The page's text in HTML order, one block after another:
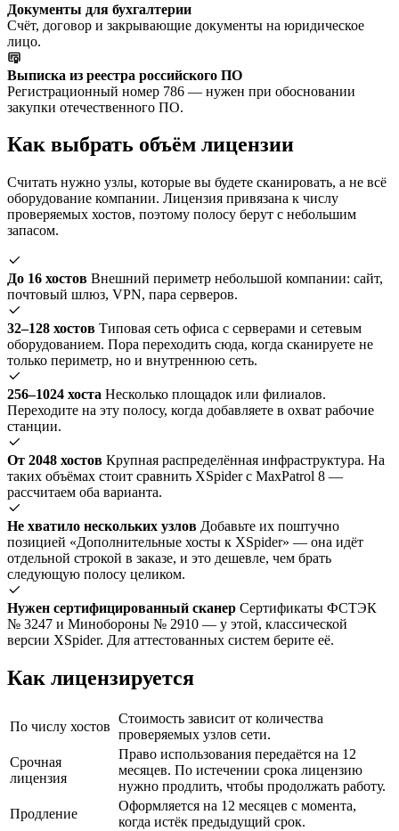
Документы для бухгалтерии
Счёт, договор и закрывающие документы на юридическое
лицо.
Выписка из реестра российского ПО
Регистрационный номер 786 — нужен при обосновании
закупки отечественного ПО.
Как выбрать объём лицензии
Считать нужно узлы, которые вы будете сканировать, а не всё
оборудование компании. Лицензия привязана к числу
проверяемых хостов, поэтому полосу берут с небольшим
запасом.
До 16 хостов Внешний периметр небольшой компании: сайт,
почтовый шлюз, VPN, пара серверов.
32–128 хостов Типовая сеть офиса с серверами и сетевым
оборудованием. Пора переходить сюда, когда сканируете не
только периметр, но и внутреннюю сеть.
256–1024 хоста Несколько площадок или филиалов.
Переходите на эту полосу, когда добавляете в охват рабочие
станции.
От 2048 хостов Крупная распределённая инфраструктура. На
таких объёмах стоит сравнить XSpider с MaxPatrol 8 —
рассчитаем оба варианта.
Не хватило нескольких узлов Добавьте их поштучно
позицией «Дополнительные хосты к XSpider» — она идёт
отдельной строкой в заказе, и это дешевле, чем брать
следующую полосу целиком.
Нужен сертифицированный сканер Сертификаты ФСТЭК
№ 3247 и Минобороны № 2910 — у этой, классической
версии XSpider. Для аттестованных систем берите её.
Как лицензируется
По числу хостов
Стоимость зависит от количества
проверяемых узлов сети.
Срочная
лицензия
Право использования передаётся на 12
месяцев. По истечении срока лицензию
нужно продлить, чтобы продолжать работу.
Продление
Оформляется на 12 месяцев с момента,
когда истёк предыдущий срок.